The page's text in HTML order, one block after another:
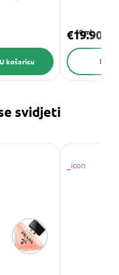
U košaricu
50 ml
€19.90
svidjeti